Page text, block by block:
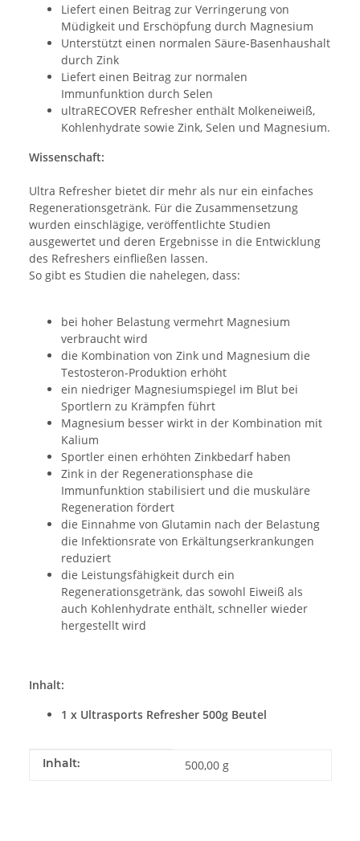
Liefert einen Beitrag zur Verringerung von
Müdigkeit und Erschöpfung durch Magnesium
Unterstützt einen normalen Säure-Basenhaushalt
durch Zink
Liefert einen Beitrag zur normalen
Immunfunktion durch Selen
ultraRECOVER Refresher enthält Molkeneiweiß,
Kohlenhydrate sowie Zink, Selen und Magnesium.
Wissenschaft:
Ultra Refresher bietet dir mehr als nur ein einfaches
Regenerationsgetränk. Für die Zusammensetzung
wurden einschlägige, veröffentlichte Studien
ausgewertet und deren Ergebnisse in die Entwicklung
des Refreshers einfließen lassen.
So gibt es Studien die nahelegen, dass:
bei hoher Belastung vermehrt Magnesium
verbraucht wird
die Kombination von Zink und Magnesium die
Testosteron-Produktion erhöht
ein niedriger Magnesiumspiegel im Blut bei
Sportlern zu Krämpfen führt
Magnesium besser wirkt in der Kombination mit
Kalium
Sportler einen erhöhten Zinkbedarf haben
Zink in der Regenerationsphase die
Immunfunktion stabilisiert und die muskuläre
Regeneration fördert
die Einnahme von Glutamin nach der Belastung
die Infektionsrate von Erkältungserkrankungen
reduziert
die Leistungsfähigkeit durch ein
Regenerationsgetränk, das sowohl Eiweiß als
auch Kohlenhydrate enthält, schneller wieder
hergestellt wird
Inhalt:
1 x Ultrasports Refresher 500g Beutel
Produkteigenschaft
Wert
Inhalt: 500,00 g